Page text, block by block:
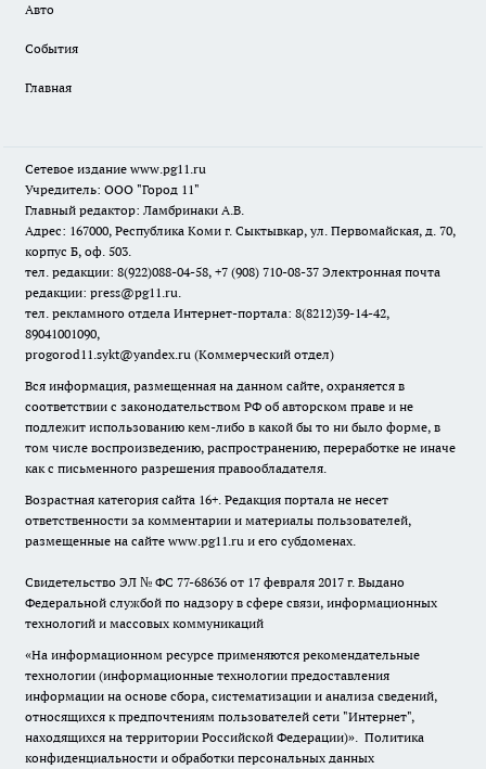
Авто
События
Главная
Сетевое издание www.pg11.ru
Учредитель: ООО "Город 11"
Главный редактор: Ламбринаки А.В.
Адрес: 167000, Республика Коми г. Сыктывкар, ул. Первомайская, д. 70,
корпус Б, оф. 503.
тел. редакции: 8(922)088-04-58, +7 (908) 710-08-37 Электронная почта
редакции: press@pg11.ru.
тел. рекламного отдела Интернет-портала: 8(8212)39-14-42,
89041001090,
progorod11.sykt@yandex.ru (Коммерческий отдел)
Вся информация, размещенная на данном сайте, охраняется в
соответствии с законодательством РФ об авторском праве и не
подлежит использованию кем-либо в какой бы то ни было форме, в
том числе воспроизведению, распространению, переработке не иначе
как с письменного разрешения правообладателя.
Возрастная категория сайта 16+. Редакция портала не несет
ответственности за комментарии и материалы пользователей,
размещенные на сайте www.pg11.ru и его субдоменах.
Свидетельство ЭЛ № ФС 77-68636 от 17 февраля 2017 г. Выдано
Федеральной службой по надзору в сфере связи, информационных
технологий и массовых коммуникаций
«На информационном ресурсе применяются рекомендательные
технологии (информационные технологии предоставления
информации на основе сбора, систематизации и анализа сведений,
относящихся к предпочтениям пользователей сети "Интернет",
находящихся на территории Российской Федерации)». Политика
конфиденциальности и обработки персональных данных